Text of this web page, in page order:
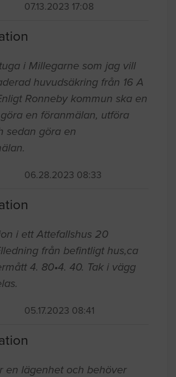
07.13.2023 17:08
i Millegarne som jag vill
huvudsäkring från 16 A
Ronneby kommun ska en
en föranmälan, utföra
sedan göra en
06.28.2023 08:33
i ett Attefallshus 20
från befintligt hus,ca
4. 80•4. 40. Tak i vägg
05.17.2023 08:41
en lägenhet och behöver